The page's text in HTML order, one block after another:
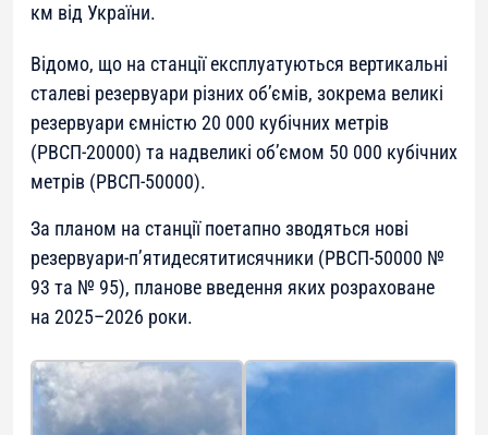
км від України.
Відомо, що на станції експлуатуються вертикальні
сталеві резервуари різних об’ємів, зокрема великі
резервуари ємністю 20 000 кубічних метрів
(РВСП-20000) та надвеликі об’ємом 50 000 кубічних
метрів (РВСП-50000).
За планом на станції поетапно зводяться нові
резервуари-п’ятидесятитисячники (РВСП-50000 №
93 та № 95), планове введення яких розраховане
на 2025–2026 роки.